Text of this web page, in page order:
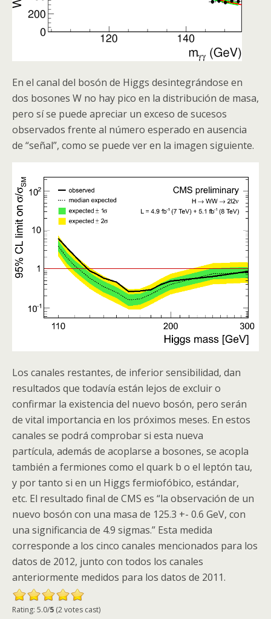
En el canal del bosón de Higgs desintegrándose en
dos bosones W no hay pico en la distribución de masa,
pero sí se puede apreciar un exceso de sucesos
observados frente al número esperado en ausencia
de “señal”, como se puede ver en la imagen siguiente.
Los canales restantes, de inferior sensibilidad, dan
resultados que todavía están lejos de excluir o
confirmar la existencia del nuevo bosón, pero serán
de vital importancia en los próximos meses. En estos
canales se podrá comprobar si esta nueva
partícula, además de acoplarse a bosones, se acopla
también a fermiones como el quark b o el leptón tau,
y por tanto si en un Higgs fermiofóbico, estándar,
etc. El resultado final de CMS es “la observación de un
nuevo bosón con una masa de 125.3 +- 0.6 GeV, con
una significancia de 4.9 sigmas.” Esta medida
corresponde a los cinco canales mencionados para los
datos de 2012, junto con todos los canales
anteriormente medidos para los datos de 2011.
Rating: 5.0/5 (2 votes cast)